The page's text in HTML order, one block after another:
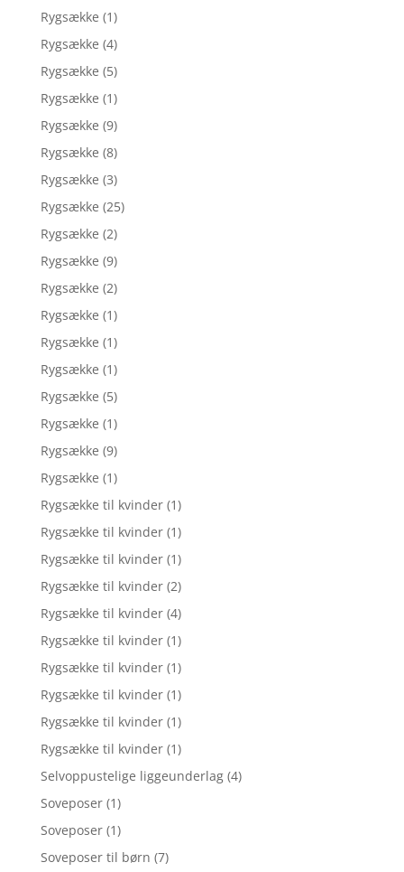
Rygsække (1)
Rygsække (4)
Rygsække (5)
Rygsække (1)
Rygsække (9)
Rygsække (8)
Rygsække (3)
Rygsække (25)
Rygsække (2)
Rygsække (9)
Rygsække (2)
Rygsække (1)
Rygsække (1)
Rygsække (1)
Rygsække (5)
Rygsække (1)
Rygsække (9)
Rygsække (1)
Rygsække til kvinder (1)
Rygsække til kvinder (1)
Rygsække til kvinder (1)
Rygsække til kvinder (2)
Rygsække til kvinder (4)
Rygsække til kvinder (1)
Rygsække til kvinder (1)
Rygsække til kvinder (1)
Rygsække til kvinder (1)
Rygsække til kvinder (1)
Selvoppustelige liggeunderlag (4)
Soveposer (1)
Soveposer (1)
Soveposer til børn (7)